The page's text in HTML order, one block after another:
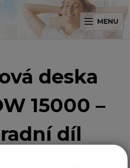
MENU
deska
15000 –
díl
Zeptejte se